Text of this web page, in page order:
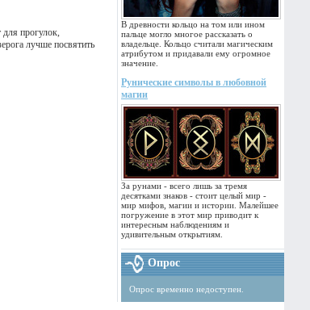
В древности кольцо на том или ином
пальце могло многое рассказать о
владельце. Кольцо считали магическим
атрибутом и придавали ему огромное
значение.
Рунические символы в любовной
магии
За рунами - всего лишь за тремя
десятками знаков - стоит целый мир -
мир мифов, магии и истории. Малейшее
погружение в этот мир приводит к
интересным наблюдениям и
удивительным открытиям.
Опрос
Опрос временно недоступен.
прогулок,
лучше посвятить